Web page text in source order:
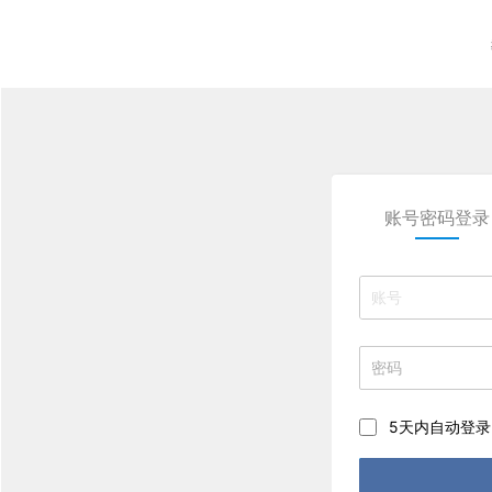
账号密码登录
5天内自动登录